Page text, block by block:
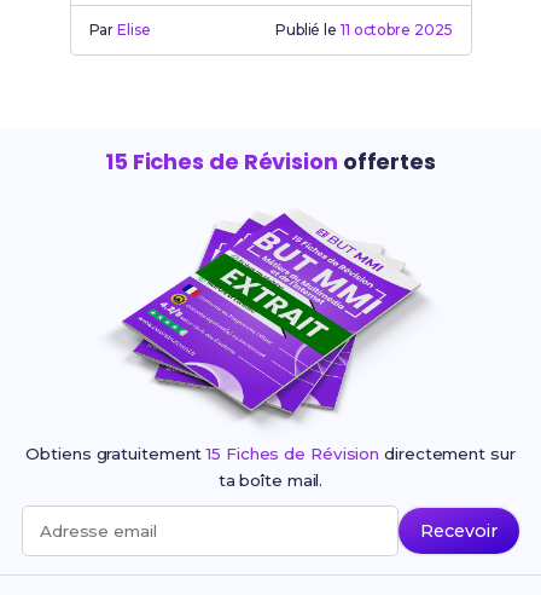
l'internet.
ParElise Publié le 11 octobre 2025
15 Fiches de Révision offertes
Obtiens gratuitement15 Fiches de Révision directement sur
ta boîte mail.
Adresse email Recevoir